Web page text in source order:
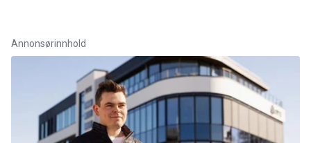
Annonsørinnhold